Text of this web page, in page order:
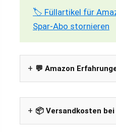
🏷️ Füllartikel für
Spar-Abo stornieren
💬 Amazon
📦 Versandkosten bei